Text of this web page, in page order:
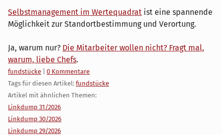
Selbstmanagement im Wertequadrat ist eine spannende
Möglichkeit zur Standortbestimmung und Verortung.
Ja, warum nur? Die Mitarbeiter wollen nicht? Fragt mal,
warum, liebe Chefs.
Kategorien:
fundstücke
0 Kommentare
Tags für diesen Artikel: fundstücke
Artikel mit ähnlichen Themen:
Linkdump 31/2026
Linkdump 30/2026
Linkdump 29/2026